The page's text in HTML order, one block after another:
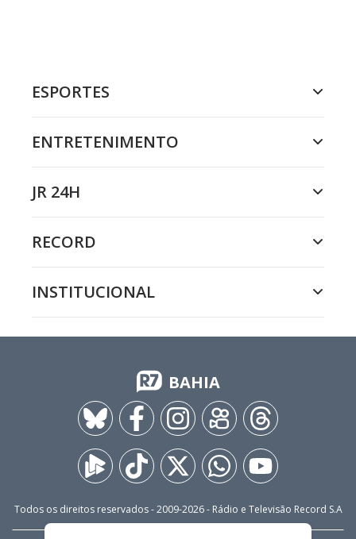
ESPORTES
ENTRETENIMENTO
JR 24H
RECORD
INSTITUCIONAL
BAHIA
Todos os direitos reservados - 2009-2026- Rádio e Televisão Record S.A